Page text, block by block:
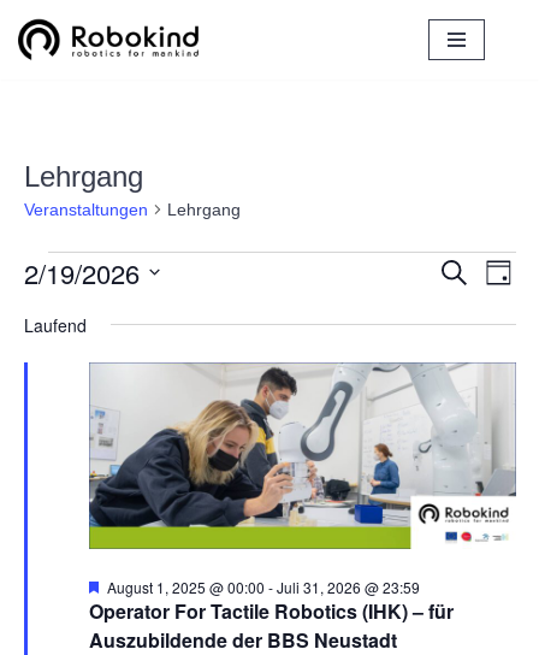
Zum
Lehrgang
Veranstaltungen Lehrgang
Suche
und
Suche
Tag
2/19/2026
Laufend
Operator For Tactile Robotics (IHK) – für
Auszubildende der BBS Neustadt
H
e
r
v
August 1, 2025 @ 00:00 -Juli 31, 2026 @ 23:59